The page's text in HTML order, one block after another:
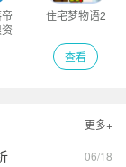
住宅梦物语2
查看
更多+
06/18